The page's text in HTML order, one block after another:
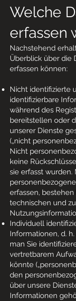
Welche
erfassen
Nachstehend
Überblick über die
erfassen können:
Nicht identifizierte
identifizierbare
während des
bereitstellen oder
unserer Dienste
(„nicht
Nicht
keine
sie erfasst wurden.
erfassen,
technischen und
Individuell
Informationen, d.
man Sie
vertretbarem
könnte
den
über unsere
Informationen